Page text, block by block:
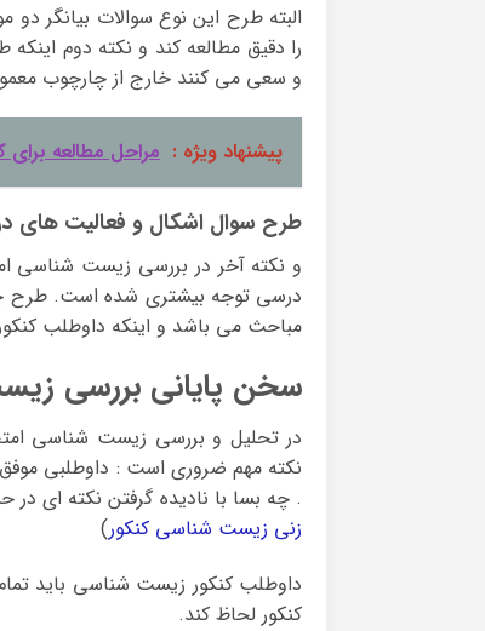
البته طرح این نوع سوالات بیانگر
را دقیق مطالعه کند و نکته دوم
و سعی می کنند خارج از چارچوب
پیشنهاد ویژه : مراحل مطالعه برای
طرح سوال اشکال و فعالیت های
درسی توجه بیشتری شده است. طرح
مباحث می باشد و اینکه داوطلب کنکور
سخن پایانی بررسی
نکته مهم ضروری است : داوطلبی
. چه بسا با نادیده گرفتن نکته ای
زنی زیست شناسی کنکور)
داوطلب کنکور زیست شناسی باید
کنکور لحاظ کند.